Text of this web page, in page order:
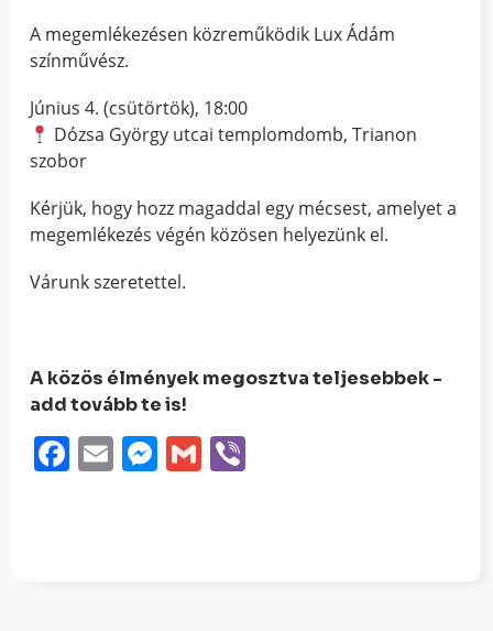
A megemlékezésen közreműködik Lux Ádám
színművész.
Június 4. (csütörtök), 18:00
Dózsa György utcai templomdomb, Trianon
szobor
Kérjük, hogy hozz magaddal egy mécsest, amelyet a
megemlékezés végén közösen helyezünk el.
Várunk szeretettel.
A közös élmények megosztva teljesebbek -
add tovább te is!
Facebook
EmailMessenger
Gmail